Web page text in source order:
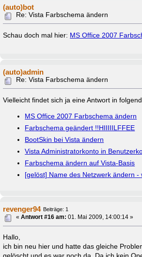
(auto)bot
Re: Vista Farbschema ändern
Schau doch mal hier: MS Office 2007
(auto)admin
Re: Vista Farbschema ändern
Vielleicht findet sich ja eine Antwort in
MS Office 2007 Farbschema ändern
Farbschema geändert !!HIIIIILFFEE
BootSkin bei Vista ändern
Vista Administratorkonto in
Farbschema ändern auf Vista-Basis
[gelöst] Name des Netzwerk ändern -
revenger94 Beiträge: 1
«Antwort #16 am: 01. Mai 2009, 14:00:14 »
Hallo,
ich bin neu hier und hatte das gleiche